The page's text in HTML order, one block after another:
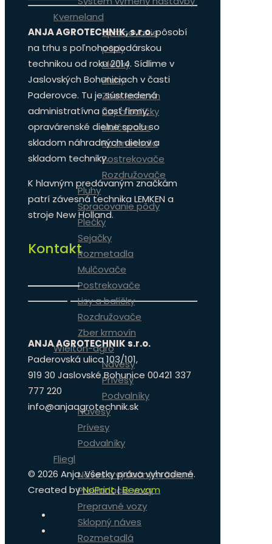
Kverneland
Spracovanie
pôdy
Plečky
Pluhy
Zber krmovín
Lisy a balíčky
Mulčovače
Rozmetadla
Postrekovače
Rozdružovače
Pluhy
Spracovanie pôdy
Plečky
Sejačky
Rozmetadla
Mulčovače
Postrekovače
Lisy a balíčky
Rozdružovače
Zber krmovín
Wielton-agro
Návesy
Prívesy
Podvalníky
Návesy
Prívesy
Podvalníky
Fliegl
Náves s výtlačným čelom
Prekladacie vozy
Prepravné vozy
Sklopný náves
Rozmetadlá
ANJA AGROTECHNIK, s.r.o.pôsobí
na trhu s poľnohospodárskou
technikou od roku 2014. Sídlime v
Jaslovských Bohuniciach v časti
Paderovce. Tu je sústredená
administratívna časť firmy,
opravárenské dielne spolu so
skladom náhradných dielov a
skladom techniky.
K hlavným predávaným značkám
patrí závesná technika LEMKEN a
stroje New Holland.
Kontakt
ANJA AGROTECHNIK s.r.o.
Paderovská ulica 103/101,
919 30 Jaslovské Bohunice 00421 337
777 220
info@anjaagrotechnik.sk
© 2026 Anja. Všetky práva vyhradené.
Created byNoPrint|Beevam